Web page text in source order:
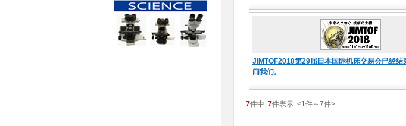
JIMTOF2018第29届日本国际机床交易会已经结
问我们。
7件中 7件表示 <1件～7件>